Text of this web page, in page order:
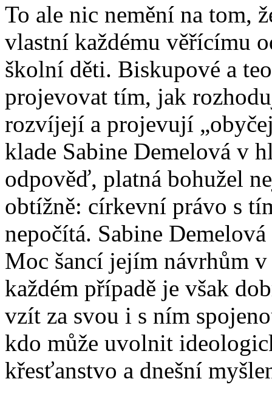
To ale nic nemění na tom,
vlastní každému věřícímu
školní děti. Biskupové a
projevovat tím, jak
rozvíjejí a projevují
klade Sabine Demelová v
odpověď, platná bohužel
obtížně: církevní právo s
nepočítá. Sabine
Moc šancí jejím návrhům
každém případě je však
vzít za svou i s ním
kdo může uvolnit
křesťanstvo a dnešní